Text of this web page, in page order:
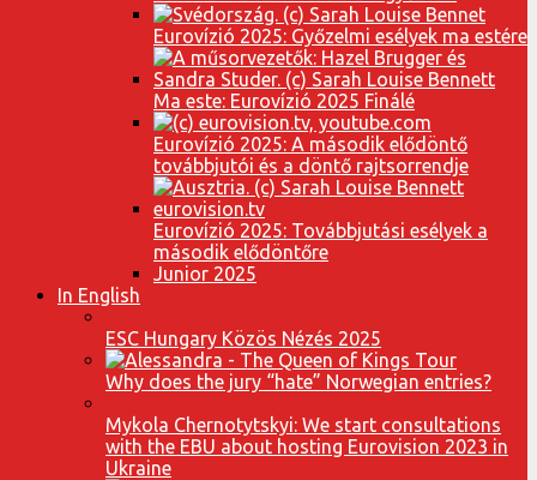
Eurovízió 2025: Győzelmi esélyek ma estére
Ma este: Eurovízió 2025 Finálé
Eurovízió 2025: A második elődöntő
továbbjutói és a döntő rajtsorrendje
Eurovízió 2025: Továbbjutási esélyek a
második elődöntőre
Junior 2025
In English
ESC Hungary Közös Nézés 2025
Why does the jury “hate” Norwegian entries?
Mykola Chernotytskyi: We start consultations
with the EBU about hosting Eurovision 2023 in
Ukraine